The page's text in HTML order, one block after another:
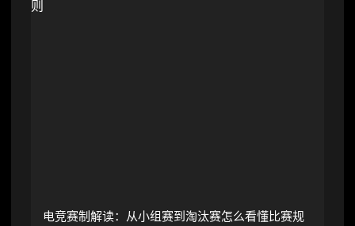
电竞赛制解读：从小组赛到淘汰赛怎么看懂比赛规